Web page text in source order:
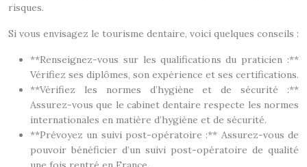
risques.
Si vous envisagez le tourisme dentaire, voici quelques conseils :
**Renseignez-vous sur les qualifications du praticien :**
Vérifiez ses diplômes, son expérience et ses certifications.
**Vérifiez les normes d’hygiène et de sécurité :**
Assurez-vous que le cabinet dentaire respecte les normes
internationales en matière d’hygiène et de sécurité.
**Prévoyez un suivi post-opératoire :** Assurez-vous de
pouvoir bénéficier d’un suivi post-opératoire de qualité